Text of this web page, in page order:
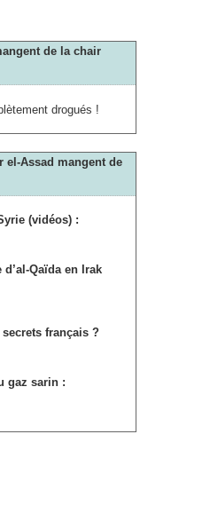
de la chair
drogués !
el-Assad mangent de
(vidéos) :
Qaïda en Irak
français ?
gaz sarin :